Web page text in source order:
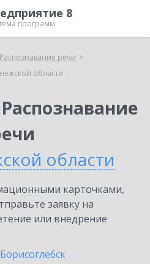
8
программ
речи
области
области
карточками,
заявку на
или внедрение
Борисоглебск